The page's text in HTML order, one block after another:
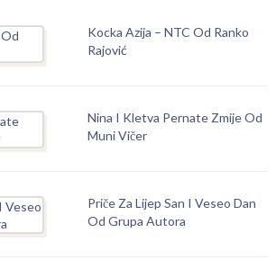
Kocka Azija – NTC Od Ranko
Rajović
Nina I Kletva Pernate Zmije Od
Muni Vičer
Priče Za Lijep San I Veseo Dan
Od Grupa Autora